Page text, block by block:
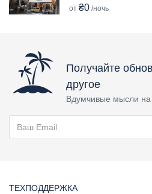
от ₴0 /ночь
Получайте
другое
Вдумчивые мысли
ТЕХПОДДЕРЖКА